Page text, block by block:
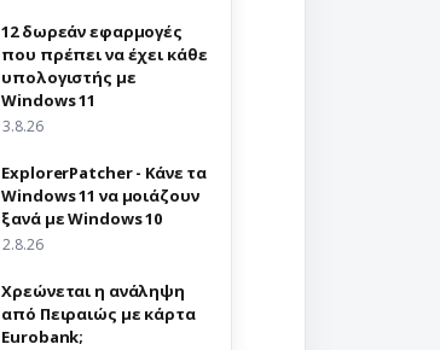
12 δωρεάν εφαρμογές
που πρέπει να έχει κάθε
υπολογιστής με
Windows 11
3.8.26
ExplorerPatcher - Κάνε τα
Windows 11 να μοιάζουν
ξανά με Windows 10
2.8.26
Χρεώνεται η ανάληψη
από Πειραιώς με κάρτα
Eurobank;